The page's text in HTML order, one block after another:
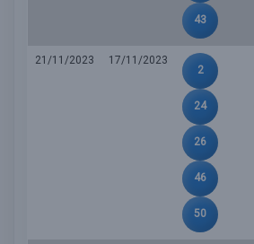
43
21/11/2023
17/11/2023
2
24
26
46
50